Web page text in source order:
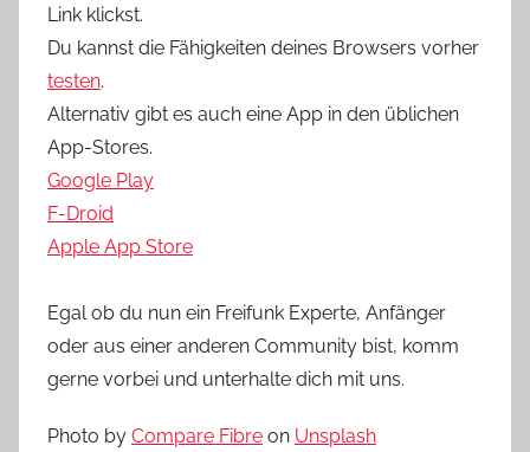
Link klickst.
Du kannst die Fähigkeiten deines Browsers vorher
testen.
Alternativ gibt es auch eine App in den üblichen
App-Stores.
Google Play
F-Droid
Apple App Store
Egal ob du nun ein Freifunk Experte, Anfänger
oder aus einer anderen Community bist, komm
gerne vorbei und unterhalte dich mit uns.
Photo by Compare Fibre on Unsplash